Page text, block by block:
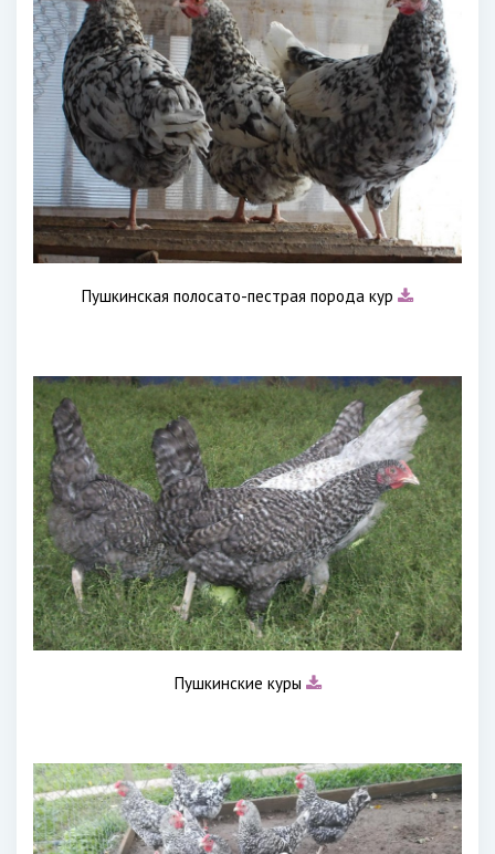
Пушкинская полосато-пестрая порода кур
Пушкинские куры